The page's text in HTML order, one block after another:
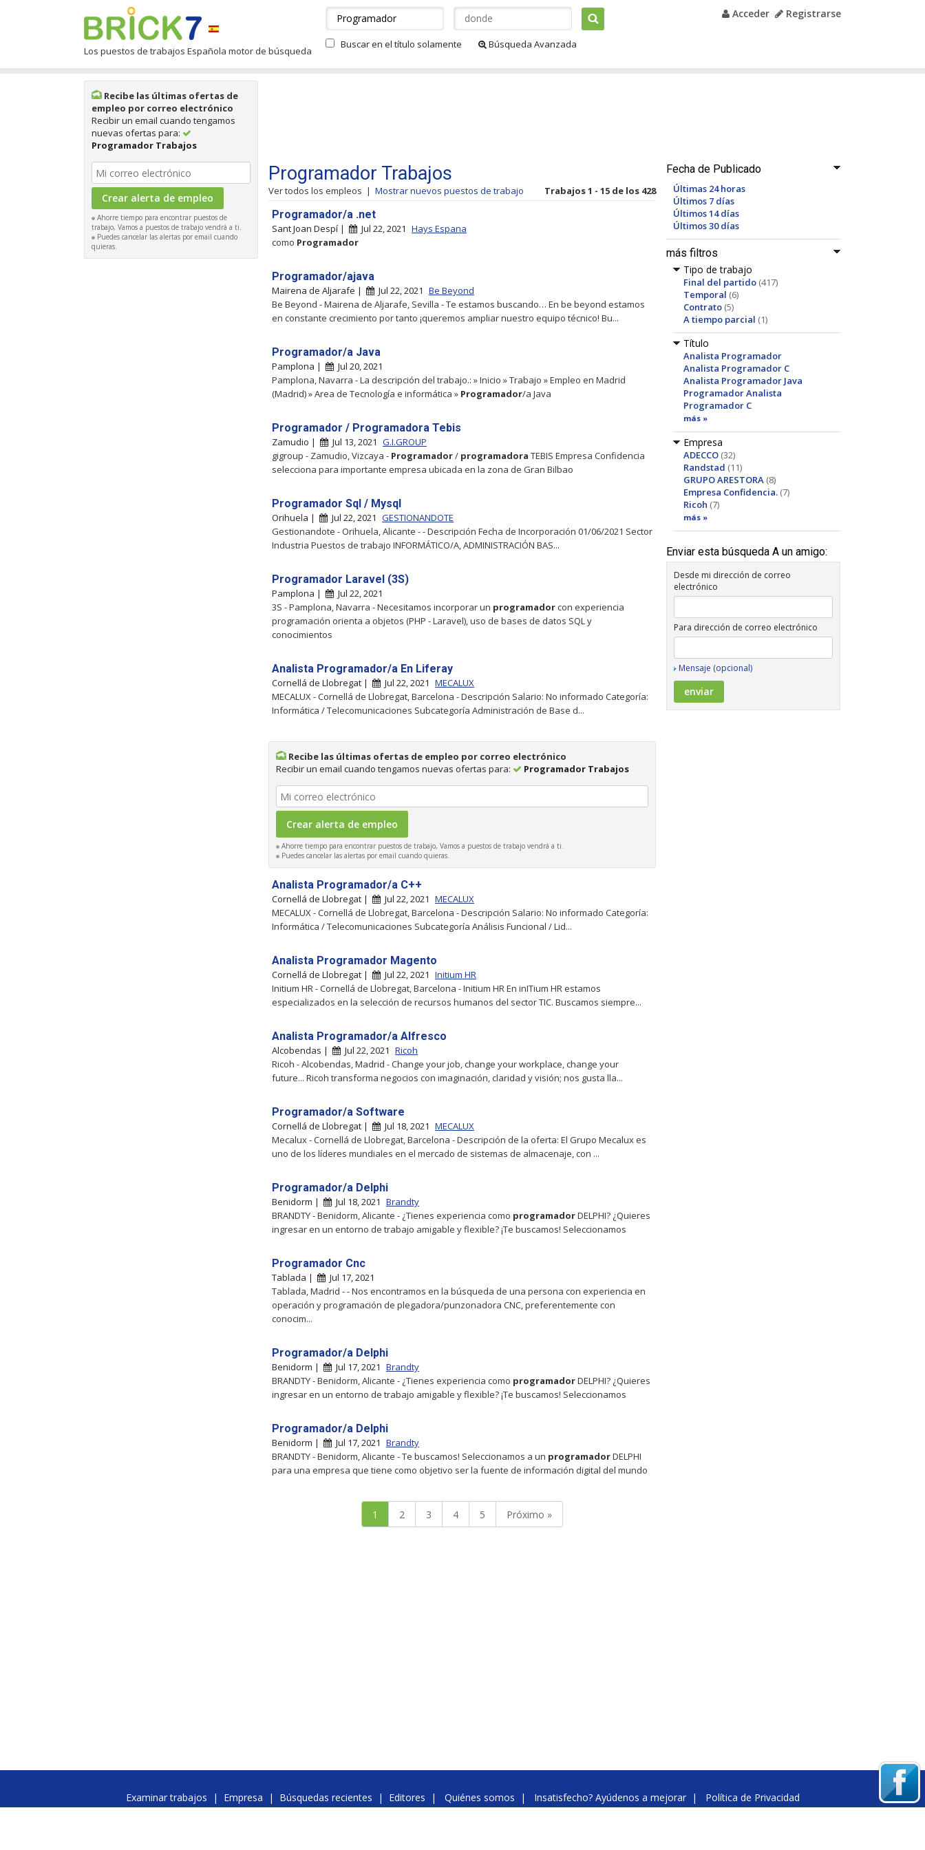
Los puestos de trabajos Española motor de búsqueda
Acceder Registrarse
Buscar en el título solamente Búsqueda Avanzada
Recibe las últimas ofertas de
empleo por correo electrónico
Recibir un email cuando tengamos
nuevas ofertas para:
Programador Trabajos
Ahorre tiempo para encontrar puestos de
trabajo, Vamos a puestos de trabajo vendrá a ti.
Puedes cancelar las alertas por email cuando
quieras.
Fecha de Publicado
Últimas 24 horas
Últimos 7 días
Últimos 14 días
Últimos 30 días
más filtros
Tipo de trabajo
Final del partido (417)
Temporal (6)
Contrato (5)
A tiempo parcial (1)
Título
Analista Programador
Analista Programador C
Analista Programador Java
Programador Analista
Programador C
más »
Empresa
ADECCO (32)
Randstad (11)
GRUPO ARESTORA (8)
Empresa Confidencia. (7)
Ricoh (7)
más »
Enviar esta búsqueda A un amigo:
Desde mi dirección de correo
electrónico
Para dirección de correo electrónico
Mensaje (opcional)
Programador Trabajos
Ver todos los empleos | Mostrar nuevos puestos de trabajo Trabajos 1 - 15 de los 428
Programador/a .net
Sant Joan Despí | Jul 22, 2021 Hays Espana
como Programador
Programador/ajava
Mairena de Aljarafe | Jul 22, 2021 Be Beyond
Be Beyond - Mairena de Aljarafe, Sevilla - Te estamos buscando… En be beyond estamos
en constante crecimiento por tanto ¡queremos ampliar nuestro equipo técnico! Bu...
Programador/a Java
Pamplona |
Jul 20, 2021
Pamplona, Navarra - La descripción del trabajo.: » Inicio » Trabajo » Empleo en Madrid
(Madrid) » Area de Tecnología e informática » Programador/a Java
Programador / Programadora Tebis
Zamudio | Jul 13, 2021 G.I.GROUP
gigroup - Zamudio, Vizcaya - Programador/ programadora TEBIS Empresa Confidencia
selecciona para importante empresa ubicada en la zona de Gran Bilbao
Programador Sql / Mysql
Orihuela | Jul 22, 2021 GESTIONANDOTE
Gestionandote - Orihuela, Alicante - - Descripción Fecha de Incorporación 01/06/2021 Sector
Industria Puestos de trabajo INFORMÁTICO/A, ADMINISTRACIÓN BAS...
Programador Laravel (3S)
Pamplona |
Jul 22, 2021
3S - Pamplona, Navarra - Necesitamos incorporar un programadorcon experiencia
programación orienta a objetos (PHP - Laravel), uso de bases de datos SQL y
conocimientos
Analista Programador/a En Liferay
Cornellá de Llobregat | Jul 22, 2021 MECALUX
MECALUX - Cornellá de Llobregat, Barcelona - Descripción Salario: No informado Categoría:
Informática / Telecomunicaciones Subcategoría Administración de Base d...
Recibe las últimas ofertas de empleo por correo electrónico
Recibir un email cuando tengamos nuevas ofertas para:
Programador Trabajos
Ahorre tiempo para encontrar puestos de trabajo, Vamos a puestos de trabajo vendrá a ti.
Puedes cancelar las alertas por email cuando quieras.
Analista Programador/a C++
Cornellá de Llobregat | Jul 22, 2021 MECALUX
MECALUX - Cornellá de Llobregat, Barcelona - Descripción Salario: No informado Categoría:
Informática / Telecomunicaciones Subcategoría Análisis Funcional / Lid...
Analista Programador Magento
Cornellá de Llobregat | Jul 22, 2021 Initium HR
Initium HR - Cornellá de Llobregat, Barcelona - Initium HR En inITium HR estamos
especializados en la selección de recursos humanos del sector TIC. Buscamos siempre...
Analista Programador/a Alfresco
Alcobendas | Jul 22, 2021 Ricoh
Ricoh - Alcobendas, Madrid - Change your job, change your workplace, change your
future... Ricoh transforma negocios con imaginación, claridad y visión; nos gusta lla...
Programador/a Software
Cornellá de Llobregat | Jul 18, 2021 MECALUX
Mecalux - Cornellá de Llobregat, Barcelona - Descripción de la oferta: El Grupo Mecalux es
uno de los líderes mundiales en el mercado de sistemas de almacenaje, con ...
Programador/a Delphi
Benidorm | Jul 18, 2021 Brandty
BRANDTY - Benidorm, Alicante - ¿Tienes experiencia como programadorDELPHI? ¿Quieres
ingresar en un entorno de trabajo amigable y flexible? ¡Te buscamos! Seleccionamos
Programador Cnc
Tablada |
Jul 17, 2021
Tablada, Madrid - - Nos encontramos en la búsqueda de una persona con experiencia en
operación y programación de plegadora/punzonadora CNC, preferentemente con
conocim...
Programador/a Delphi
Benidorm | Jul 17, 2021 Brandty
BRANDTY - Benidorm, Alicante - ¿Tienes experiencia como programadorDELPHI? ¿Quieres
ingresar en un entorno de trabajo amigable y flexible? ¡Te buscamos! Seleccionamos
Programador/a Delphi
Benidorm | Jul 17, 2021 Brandty
BRANDTY - Benidorm, Alicante - Te buscamos! Seleccionamos a un programadorDELPHI
para una empresa que tiene como objetivo ser la fuente de información digital del mundo
1 2 3 4 5 Próximo »
Examinar trabajos | Empresa | Búsquedas recientes | Editores | Quiénes somos | Insatisfecho? Ayúdenos a mejorar| Política de Privacidad